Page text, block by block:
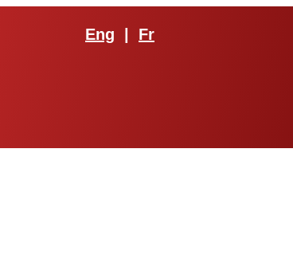
Eng Fr